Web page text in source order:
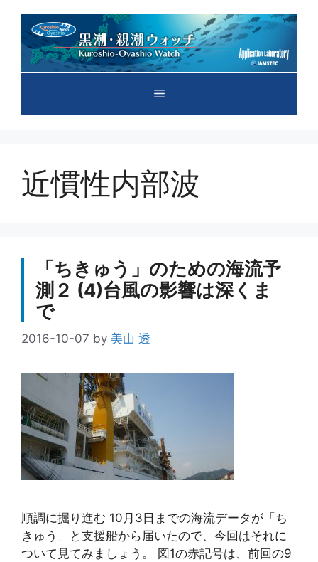
メ
ュ
近慣性内部波
「ちきゅう」のための海流予
測２ (4)台風の影響は深くま
で
2016-10-07 by 美山 透
順調に掘り進む 10月3日までの海流データが「ち
きゅう」と支援船から届いたので、今回はそれに
ついて見てみましょう。 図1の赤記号は、前回の9